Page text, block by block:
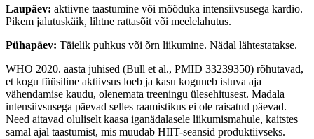
Laupäev: aktiivne taastumine või mõõduka intensiivsusega kardio.
Pikem jalutuskäik, lihtne rattasõit või meelelahutus.
Pühapäev: Täielik puhkus või õrn liikumine. Nädal lähtestatakse.
WHO 2020. aasta juhised (Bull et al., PMID 33239350) rõhutavad,
et kogu füüsiline aktiivsus loeb ja kasu koguneb istuva aja
vähendamise kaudu, olenemata treeningu ülesehitusest. Madala
intensiivsusega päevad selles raamistikus ei ole raisatud päevad.
Need aitavad oluliselt kaasa iganädalasele liikumismahule, kaitstes
samal ajal taastumist, mis muudab HIIT-seansid produktiivseks.